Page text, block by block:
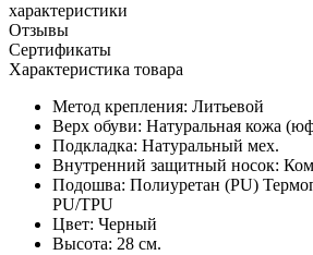
характеристики
Отзывы
Сертификаты
Характеристика товара
Метод крепления: Литьевой
Верх обуви: Натуральная кожа
Подкладка: Натуральный мех.
Внутренний защитный носок:
Подошва: Полиуретан (PU)
PU/TPU
Цвет: Черный
Высота: 28 см.